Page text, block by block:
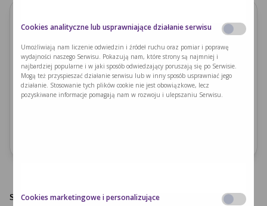
Sposób przygotowania:
Składniki
Sok z limonki lub cytryny 20 g
woda 100 ml
lód 100 g
miód 5 g
skórka z limonki 0,2 g
Cookies analityczne lub usprawniające działanie serwisu
Umożliwiają nam liczenie odwiedzin i źródeł ruchu oraz pomiar i poprawę
wydajności naszego Serwisu. Pokazują nam, które strony są najmniej i
najbardziej popularne i w jaki sposób odwiedzający poruszają się po Serwisie.
Mogą też przyspieszać działanie serwisu lub w inny sposób usprawniać jego
działanie. Stosowanie tych plików cookie nie jest obowiązkowe, lecz
pozyskiwane informacje pomagają nam w rozwoju i ulepszaniu Serwisu.
Cookies marketingowe i personalizujące